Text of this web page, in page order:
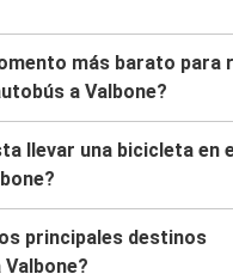
más barato para
a Valbone?
llevar una bicicleta en
principales destinos